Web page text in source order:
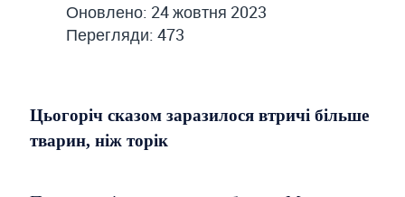
Оновлено: 24 жовтня 2023
Перегляди: 473
Цьогоріч сказом заразилося втричі більше
тварин, ніж торік